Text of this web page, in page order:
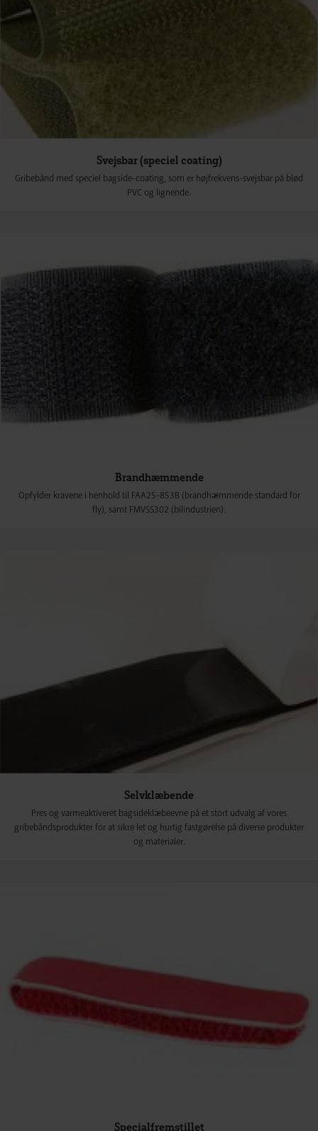
Svejsbar (speciel coating)
Gribebånd med speciel bagside-coating, som er højfrekvens-svejsbar på blød
PVC og lignende.
Brandhæmmende
Opfylder kravene i henhold til FAA25-853B (brandhæmmende standard for
fly), samt FMVSS302 (bilindustrien).
Selvklæbende
Pres og varmeaktiveret bagsideklæbeevne på et stort udvalg af vores
gribebåndsprodukter for at sikre let og hurtig fastgørelse på diverse produkter
og materialer.
Specialfremstillet